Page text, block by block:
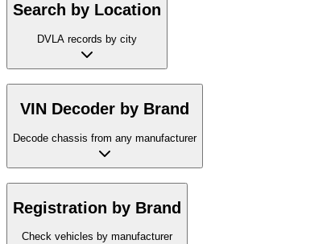
Search by Location
DVLA records by city
VIN Decoder by Brand
Decode chassis from any manufacturer
Registration by Brand
Check vehicles by manufacturer